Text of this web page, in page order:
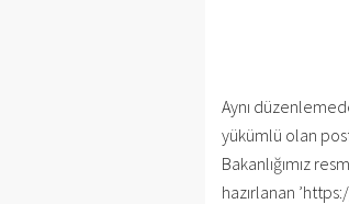
Aynı
yükümlü olan
Bakanlığımız
hazırlanan